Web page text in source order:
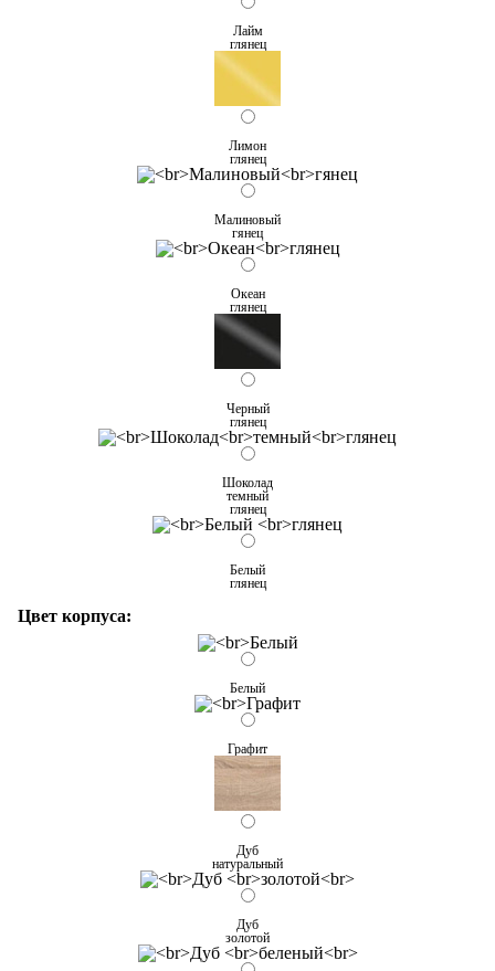
Лайм
глянец
Лимон
глянец
Малиновый
гянец
Океан
глянец
Черный
глянец
Шоколад
темный
глянец
Белый
глянец
Цвет корпуса:
Белый
Графит
Дуб
натуральный
Дуб
золотой